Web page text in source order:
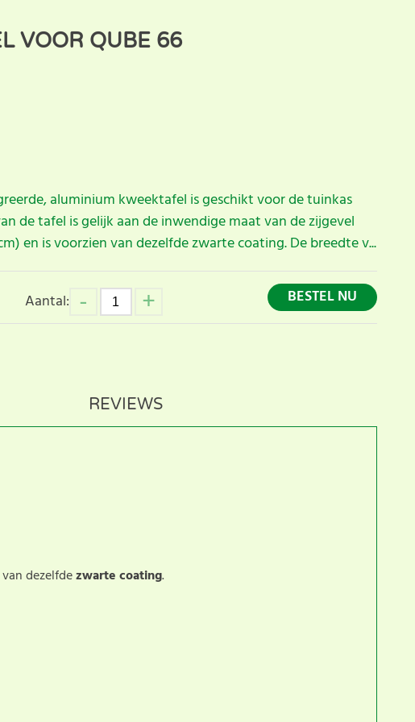
VOOR QUBE 66
aluminium kweektafel is geschikt voor de tuinkas
de tafel is gelijk aan de inwendige maat van de zijgevel
en is voorzien van dezelfde zwarte coating. De breedte v...
Aantal: BESTEL NU
REVIEWS
dezelfdezwarte coating.